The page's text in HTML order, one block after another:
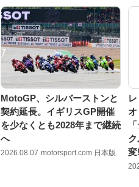
MotoGP、シルバーストンと
契約延長。イギリスGP開催
を少なくとも2028年まで継続
へ
2026.08.07 motorsport.com 日本版